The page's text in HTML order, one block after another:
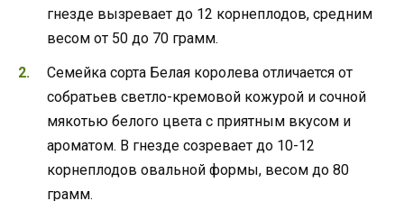
гнезде вызревает до 12 корнеплодов, средним
весом от 50 до 70 грамм.
Семейка сорта Белая королева отличается от
собратьев светло-кремовой кожурой и сочной
мякотью белого цвета с приятным вкусом и
ароматом. В гнезде созревает до 10-12
корнеплодов овальной формы, весом до 80
грамм.